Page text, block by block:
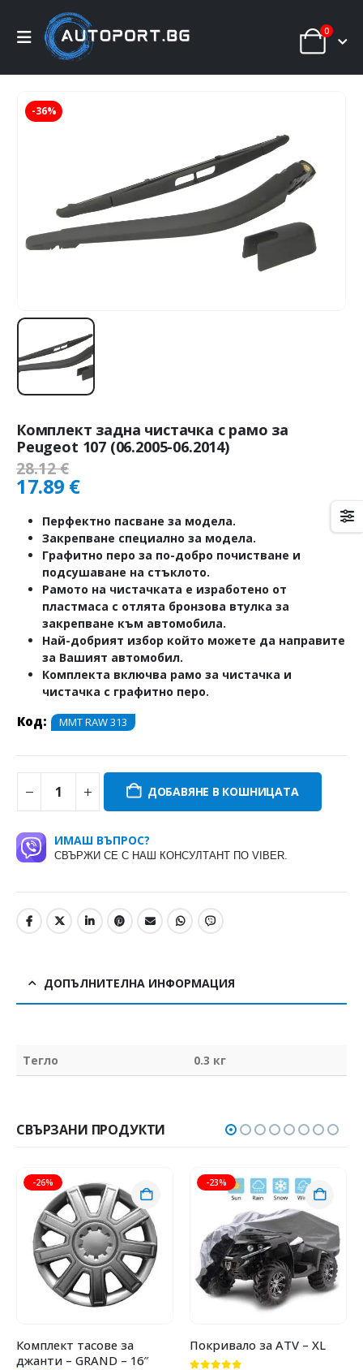
0
-36%
Комплект задна чистачка с рамо за
Peugeot 107 (06.2005-06.2014)
28.12€
17.89 €
Перфектно пасване за модела.
Закрепване специално за модела.
Графитно перо за по-добро почистване и
подсушаване на стъклото.
Рамото на чистачката е изработено от
пластмаса с отлята бронзова втулка за
закрепване към автомобила.
Най-добрият избор който можете да направите
за Вашият автомобил.
Комплекта включва рамо за чистачка и
чистачка с графитно перо.
Код: MMT RAW 313
ДОБАВЯНЕ В КОШНИЦАТА
ИМАШ ВЪПРОС?
СВЪРЖИ СЕ С НАШ КОНСУЛТАНТ ПО VIBER.
ДОПЪЛНИТЕЛНА ИНФОРМАЦИЯ
Тегло 0.3 кг
СВЪРЗАНИ ПРОДУКТИ
-26%
Комплект тасове за
джанти – GRAND – 16″
-23%
Покривало за ATV – XL